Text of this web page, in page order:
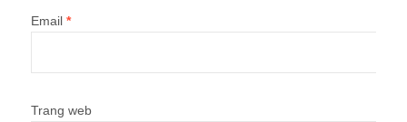
Email *
Trang web